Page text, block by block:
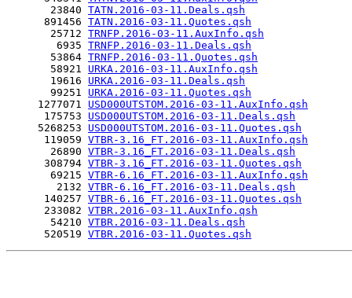
       23840
TATN.2016-03-11.Deals.qsh
      891456
TATN.2016-03-11.Quotes.qsh
       25712
TRNFP.2016-03-11.AuxInfo.qsh
        6935
TRNFP.2016-03-11.Deals.qsh
       53864
TRNFP.2016-03-11.Quotes.qsh
       58921
URKA.2016-03-11.AuxInfo.qsh
       19616
URKA.2016-03-11.Deals.qsh
       99251
URKA.2016-03-11.Quotes.qsh
     1277071
USD000UTSTOM.2016-03-11.AuxInfo.qsh
      175753
USD000UTSTOM.2016-03-11.Deals.qsh
     5268253
USD000UTSTOM.2016-03-11.Quotes.qsh
      119059
VTBR-3.16_FT.2016-03-11.AuxInfo.qsh
       26890
VTBR-3.16_FT.2016-03-11.Deals.qsh
      308794
VTBR-3.16_FT.2016-03-11.Quotes.qsh
       69215
VTBR-6.16_FT.2016-03-11.AuxInfo.qsh
        2132
VTBR-6.16_FT.2016-03-11.Deals.qsh
      140257
VTBR-6.16_FT.2016-03-11.Quotes.qsh
      233082
VTBR.2016-03-11.AuxInfo.qsh
       54210
VTBR.2016-03-11.Deals.qsh
      520519
VTBR.2016-03-11.Quotes.qsh